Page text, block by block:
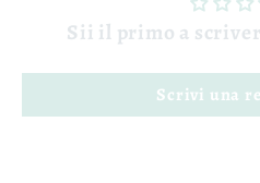
Sii il primo a
Scrivi una